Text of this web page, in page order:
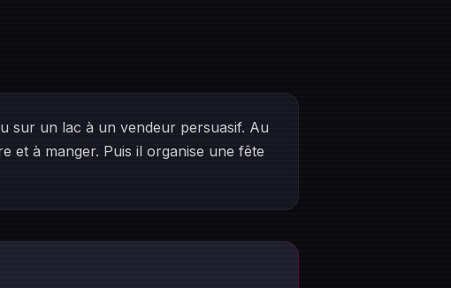
sur un lac à un vendeur persuasif. Au
et à manger. Puis il organise une fête